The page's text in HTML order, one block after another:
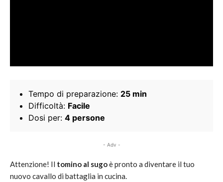
Tempo di preparazione: 25 min
Difficoltà: Facile
Dosi per: 4 persone
- Adv -
Attenzione! Il tomino al sugoè pronto a diventare il tuo
nuovo cavallo di battaglia in cucina.